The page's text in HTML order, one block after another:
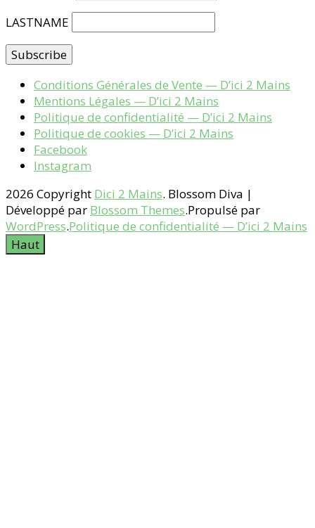
LASTNAME
Conditions Générales de Vente — D’ici 2 Mains
Mentions Légales — D’ici 2 Mains
Politique de confidentialité — D’ici 2 Mains
Politique de cookies — D’ici 2 Mains
Facebook
Instagram
2026 Copyright Dici 2 Mains. Blossom Diva |
Développé par Blossom Themes.Propulsé par
WordPress.Politique de confidentialité — D’ici 2 Mains
Haut